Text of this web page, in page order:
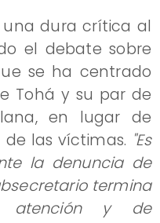
una dura crítica al
el debate sobre
se ha centrado
Tohá y su par de
en lugar de
las víctimas. "Es
la denuncia de
termina
y de